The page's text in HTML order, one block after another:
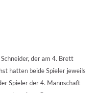
der am 4. Brett
hatten beide Spieler jeweils
Spieler der 4. Mannschaft